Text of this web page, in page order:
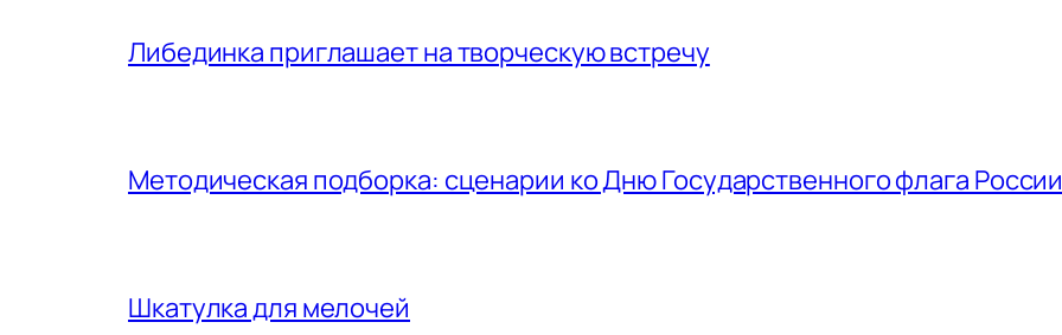
Либединка приглашает на творческую встречу
Методическая подборка: сценарии ко Дню Государственного флага России
Шкатулка для мелочей